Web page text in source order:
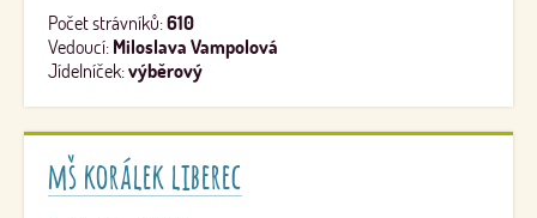
Počet strávníků:610
Vedoucí: Miloslava Vampolová
Jídelníček:výběrový
mš korálek liberec